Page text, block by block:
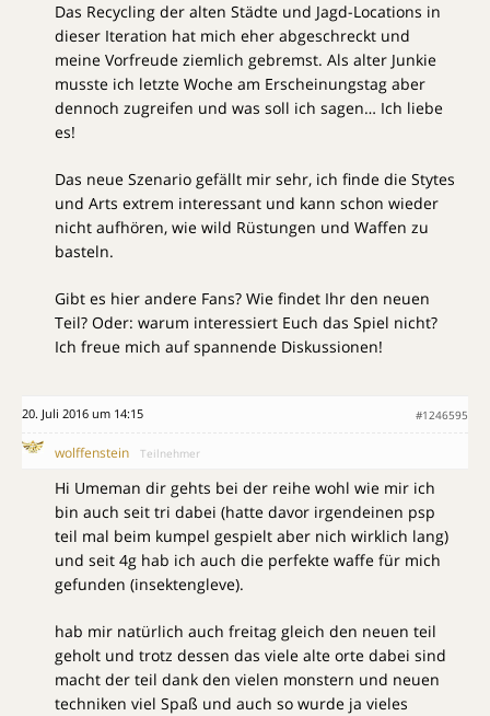
Das Recycling der alten Städte und Jagd-Locations in
dieser Iteration hat mich eher abgeschreckt und
meine Vorfreude ziemlich gebremst. Als alter Junkie
musste ich letzte Woche am Erscheinungstag aber
dennoch zugreifen und was soll ich sagen… Ich liebe
es!
Das neue Szenario gefällt mir sehr, ich finde die Stytes
und Arts extrem interessant und kann schon wieder
nicht aufhören, wie wild Rüstungen und Waffen zu
basteln.
Gibt es hier andere Fans? Wie findet Ihr den neuen
Teil? Oder: warum interessiert Euch das Spiel nicht?
Ich freue mich auf spannende Diskussionen!
20. Juli 2016 um 14:15 #1246595
wolffenstein Teilnehmer
Hi Umeman dir gehts bei der reihe wohl wie mir ich
bin auch seit tri dabei (hatte davor irgendeinen psp
teil mal beim kumpel gespielt aber nich wirklich lang)
und seit 4g hab ich auch die perfekte waffe für mich
gefunden (insektengleve).
hab mir natürlich auch freitag gleich den neuen teil
geholt und trotz dessen das viele alte orte dabei sind
macht der teil dank den vielen monstern und neuen
techniken viel Spaß und auch so wurde ja vieles